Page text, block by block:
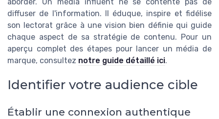
diffuser de l'information. Il éduque, inspire et fidélise
son lectorat grâce à une vision bien définie qui guide
chaque aspect de sa stratégie de contenu. Pour un
aperçu complet des étapes pour lancer un média de
marque, consultez notre guide détaillé ici.
Identifier votre audience cible
Établir une connexion authentique